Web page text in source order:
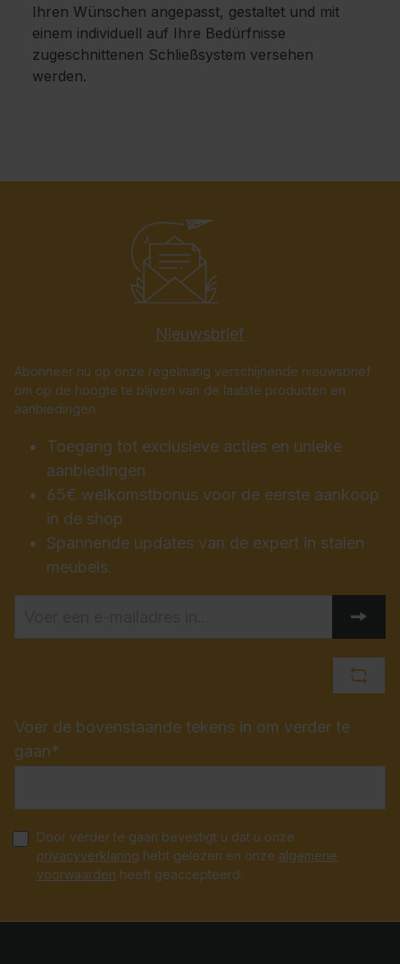
Ihren Wünschen angepasst, gestaltet und mit
einem individuell auf Ihre Bedürfnisse
zugeschnittenen Schließsystem versehen
werden.
Nieuwsbrief
Abonneer nu op onze regelmatig verschijnende nieuwsbrief
om op de hoogte te blijven van de laatste producten en
aanbiedingen.
Toegang tot exclusieve acties en unieke
aanbiedingen
65€ welkomstbonus voor de eerste aankoop
in de shop
Spannende updates van de expert in stalen
meubels.
Voer de bovenstaande tekens in om verder te
gaan*
Door verder te gaan bevestigt u dat u onze
privacyverklaring hebt gelezen en onze algemene
voorwaarden heeft geaccepteerd.